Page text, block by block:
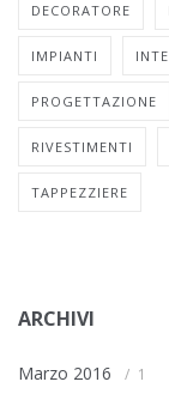
DECORATORE
IMPIANTI
PROGETTAZIONE
RIVESTIMENTI
TAPPEZZIERE
ARCHIVI
Marzo 2016 1